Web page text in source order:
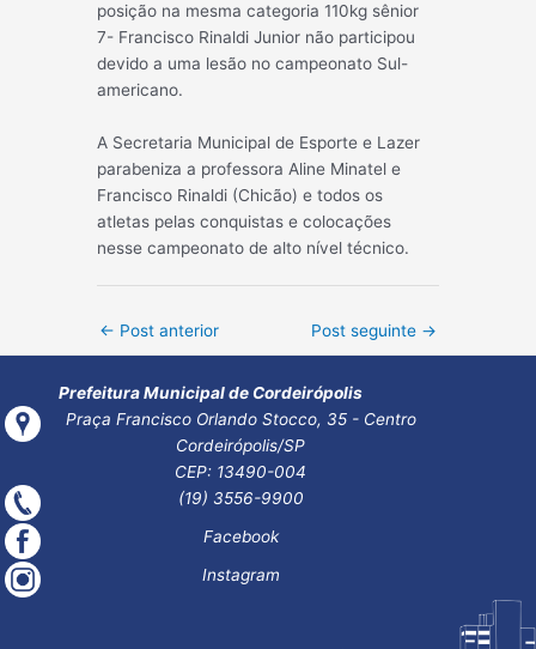
posição na mesma categoria 110kg sênior
7- Francisco Rinaldi Junior não participou
devido a uma lesão no campeonato Sul-
americano.
A Secretaria Municipal de Esporte e Lazer
parabeniza a professora Aline Minatel e
Francisco Rinaldi (Chicão) e todos os
atletas pelas conquistas e colocações
nesse campeonato de alto nível técnico.
Post
← Post anterior Post seguinte →
Prefeitura Municipal de Cordeirópolis
Praça Francisco Orlando Stocco, 35 - Centro
Cordeirópolis/SP
CEP: 13490-004
(19) 3556-9900
Facebook
Instagram